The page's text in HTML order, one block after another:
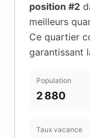
position #2
meilleurs
Ce quartier
garantissant
Population
2 880
Taux vacance